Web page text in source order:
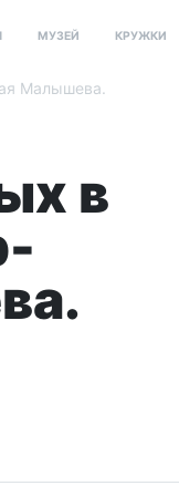
МУЗЕЙ КРУЖКИ
Малышева.
в